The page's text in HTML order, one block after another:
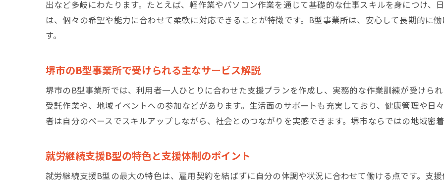
求人情報から見るB型事業所の働き方の特徴
B型事業所の仕事内容が自立支援につながる理由
社会参加を実感できるB型事業所の作業体験
堺市で人気のB型事業所の仕事内容とは
パソコン作業で広がるB型事業所の可能性
大阪府堺市におけるB型事業所の役割と魅力
出など多岐にわたります。たとえば、軽作業やパソコン作業を通じて基礎的な仕事スキルを身につけ、
は、個々の希望や能力に合わせて柔軟に対応できることが特徴です。B型事業所は、安心して長期的に
す。
堺市のB型事業所で受けられる主なサービス解説
堺市のB型事業所では、利用者一人ひとりに合わせた支援プランを作成し、実務的な作業訓練が受けら
受託作業や、地域イベントへの参加などがあります。生活面のサポートも充実しており、健康管理や日
者は自分のペースでスキルアップしながら、社会とのつながりを実感できます。堺市ならではの地域密
就労継続支援B型の特色と支援体制のポイント
就労継続支援B型の最大の特色は、雇用契約を結ばずに自分の体調や状況に合わせて働ける点です。支